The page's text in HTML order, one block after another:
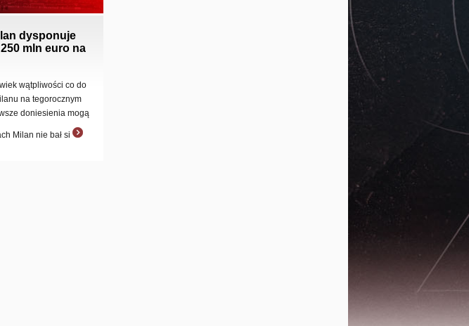
dysponuje
mln euro na
wątpliwości co do
na tegorocznym
doniesienia mogą
Milan nie bał si